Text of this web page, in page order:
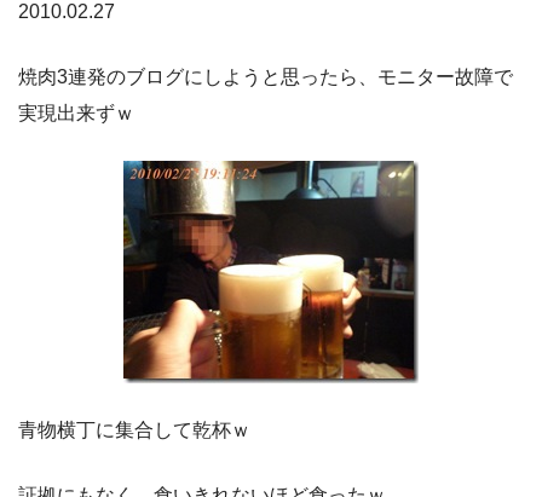
2010.02.27
焼肉3連発のブログにしようと思ったら、モニター故障で
実現出来ずｗ
青物横丁に集合して乾杯ｗ